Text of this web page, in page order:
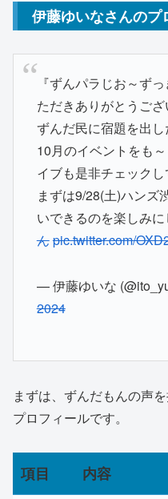
伊藤ゆいなさんのプ
『ずんパラじお～ず
ただきありがとうござ
ずんだ民に宿題を出し
10月のイベントをも
イブも是非チェック
まずは9/28(土)ハンズ
いできるのを楽しみ
んpic.twitter.com/
— 伊藤ゆいな
2024
まずは、ずんだもんの声
プロフィールです。
項目 内容